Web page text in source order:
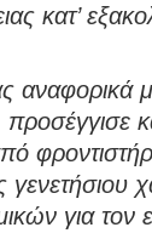
κατ’
αναφορικά
για τον